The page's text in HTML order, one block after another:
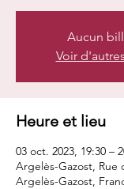
Aucun
Voir
Heure et lieu
03 oct. 2023, 19:30 –
Argelès-Gazost, Rue
Argelès-Gazost,